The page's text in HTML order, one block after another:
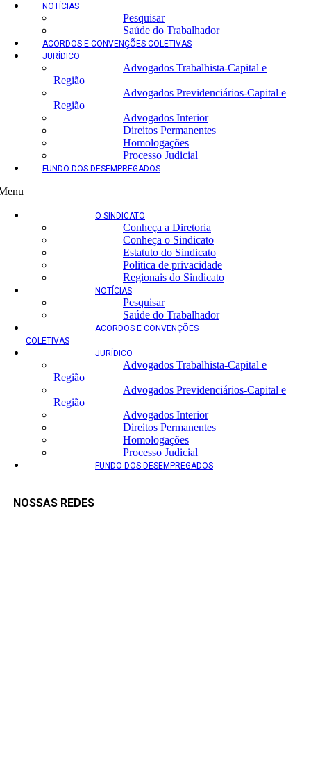
NOTÍCIAS
Pesquisar
Saúde do Trabalhador
ACORDOS E CONVENÇÕES COLETIVAS
JURÍDICO
Advogados Trabalhista-Capital e
Região
Advogados Previdenciários-Capital e
Região
Advogados Interior
Direitos Permanentes
Homologações
Processo Judicial
FUNDO DOS DESEMPREGADOS
O SINDICATO
Conheça a Diretoria
Conheça o Sindicato
Estatuto do Sindicato
Politica de privacidade
Regionais do Sindicato
NOTÍCIAS
Pesquisar
Saúde do Trabalhador
ACORDOS E CONVENÇÕES
COLETIVAS
JURÍDICO
Advogados Trabalhista-Capital e
Região
Advogados Previdenciários-Capital e
Região
Advogados Interior
Direitos Permanentes
Homologações
Processo Judicial
FUNDO DOS DESEMPREGADOS
NOSSAS REDES